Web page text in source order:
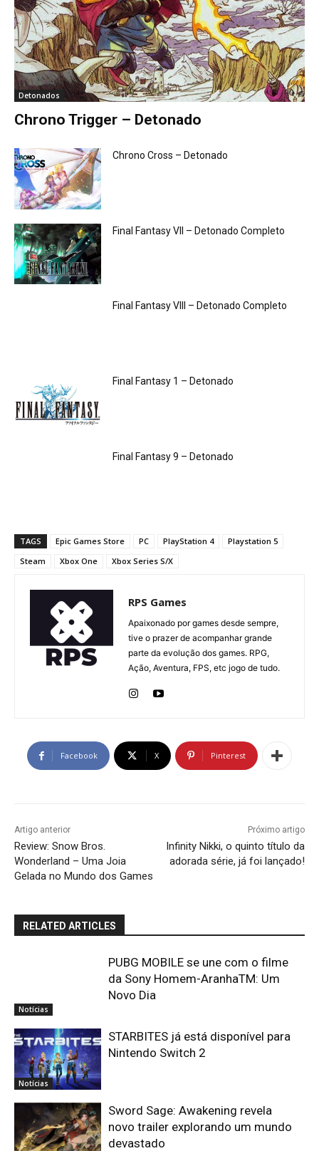
Detonados
Chrono Trigger – Detonado
Chrono Cross – Detonado
Final Fantasy VII – Detonado Completo
Final Fantasy VIII – Detonado Completo
Final Fantasy 1 – Detonado
Final Fantasy 9 – Detonado
TAGS Epic Games Store PC PlayStation 4
Playstation 5
Steam
Xbox One Xbox Series S/X
RPS Games
Apaixonado por games desde sempre,
tive o prazer de acompanhar grande
parte da evolução dos games. RPG,
Ação, Aventura, FPS, etc jogo de tudo.
Facebook X Pinterest
Artigo anterior
Review: Snow Bros.
Wonderland – Uma Joia
Gelada no Mundo dos Games
Próximo artigo
Infinity Nikki, o quinto título da
adorada série, já foi lançado!
RELATED ARTICLES
Notícias
PUBG MOBILE se une com o filme
da Sony Homem-AranhaTM: Um
Novo Dia
Notícias
STARBITES já está disponível para
Nintendo Switch 2
Sword Sage: Awakening revela
novo trailer explorando um mundo
devastado